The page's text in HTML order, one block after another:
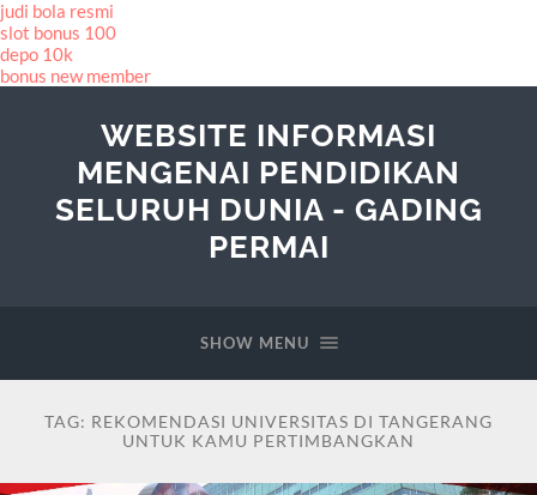
judi bola resmi
slot bonus 100
depo 10k
bonus new member
WEBSITE INFORMASI
MENGENAI PENDIDIKAN
SELURUH DUNIA - GADING
PERMAI
SHOW MENU
TAG: REKOMENDASI UNIVERSITAS DI TANGERANG
UNTUK KAMU PERTIMBANGKAN